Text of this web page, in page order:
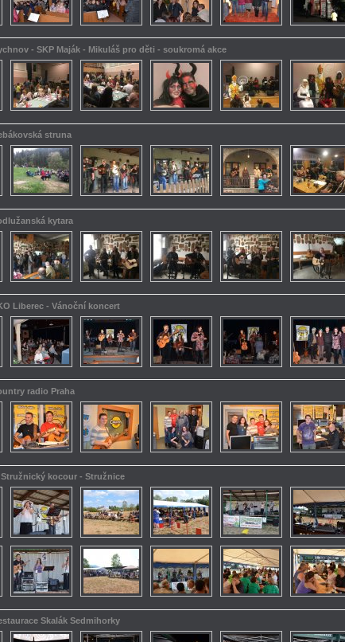
- SKP Maják - Mikuláš pro děti - soukromá akce
struna
kytara
Liberec - Vánoční koncert
radio Praha
Stružnický kocour - Stružnice
Skalák Sedmihorky